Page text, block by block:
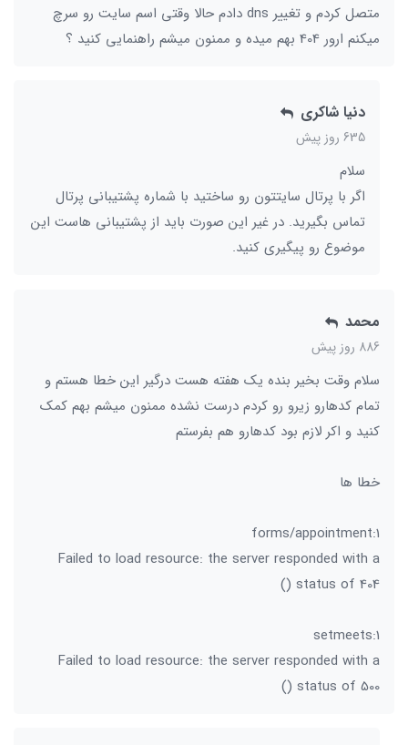
متصل کردم و تغییر dns دادم حالا وقتی اسم سایت رو سرچ
میکنم ارور 404 بهم میده و ممنون میشم راهنمایی کنید ؟
دنیا شاکری
635 روز پیش
سلام
اگر با پرتال سایتتون رو ساختید با شماره پشتیبانی پرتال
تماس بگیرید. در غیر این صورت باید از پشتیبانی هاست این
موضوع رو پیگیری کنید.
محمد
886 روز پیش
سلام وقت بخیر بنده یک هفته هست درگیر این خطا هستم و
تمام کدهارو زیرو رو کردم درست نشده ممنون میشم بهم کمک
کنید و اکر لازم بود کدهارو هم بفرستم
خطا ها
forms/appointment:1
Failed to load resource: the server responded with a
status of 404 ()
setmeets:1
Failed to load resource: the server responded with a
status of 500 ()